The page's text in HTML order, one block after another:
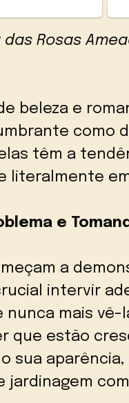
das Rosas
beleza e
como
têm a
literalmente
e
a
intervir
nunca mais
que estão
sua
jardinagem